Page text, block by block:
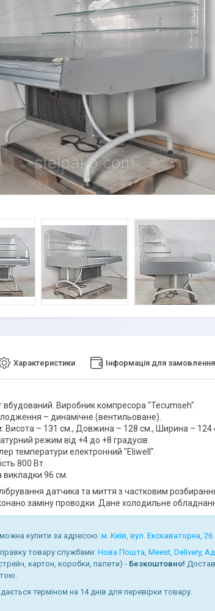
Характеристики Інформація для замовлення
вбудований. Виробник компресора "Tecumseh".
– динамічне (вентильоване).
Висота – 131 см., Довжина – 128 см., Ширина – 124
режим від +4 до +8 градусів.
температури електронний "Eliwell".
800 Вт.
96 см.
датчика та миття з частковим
заміну проводки. Дане холодильне
купити за адресою:м. Київ, вул. Екскаваторна, 26
товару службами: Нова Пошта, Meest, Delivery,
картон, коробки, палети) - Безкоштовно!
терміном на 14 днів для перевірки товару.